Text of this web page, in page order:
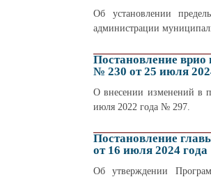
Об установлении
администрации
Постановление
№ 230 от 25 июля
О внесении изменений в
июля 2022 года № 297.
Постановление
от 16 июля 2024 года
Об утверждении